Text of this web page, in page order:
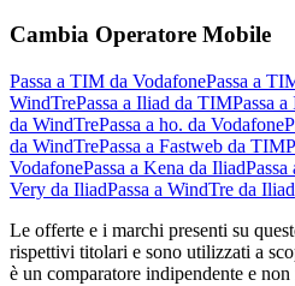
Cambia Operatore Mobile
Passa a TIM da VodafonePassa a
WindTrePassa a Iliad da TIMPassa
da WindTrePassa a ho. da Vodafone
da WindTrePassa a Fastweb da TIM
VodafonePassa a Kena da Iliad
Very da IliadPassa a WindTre da Iliad
Le offerte e i marchi presenti su
rispettivi titolari e sono utilizzati a
è un comparatore indipendente e